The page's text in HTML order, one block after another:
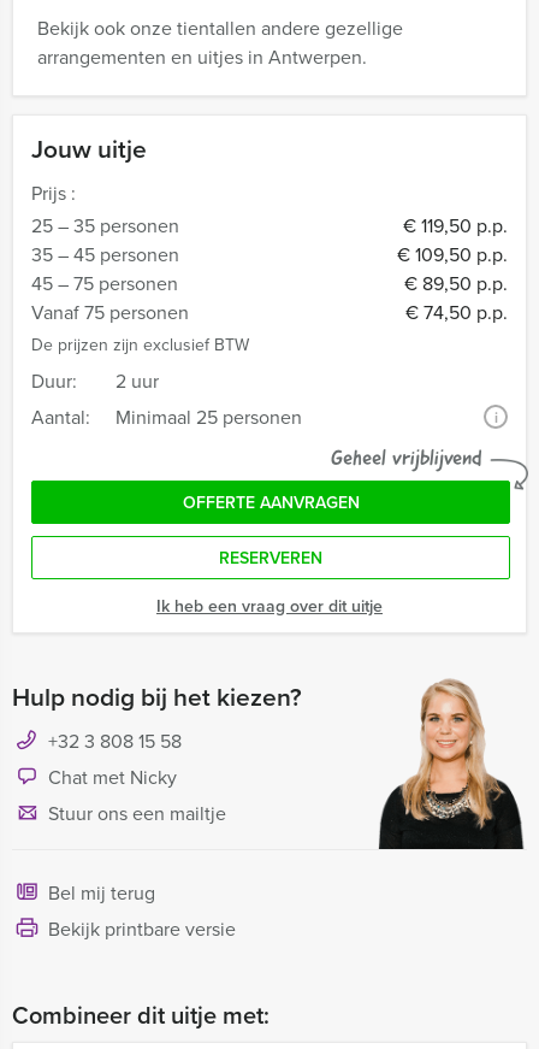
Jouw uitje
Prijs :
25 – 35 personen
€ 119,50 p.p.
35 – 45 personen
€ 109,50 p.p.
45 – 75 personen
€ 89,50 p.p.
Vanaf 75 personen
€ 74,50 p.p.
De prijzen zijn exclusief BTW
Duur:
2 uur
Aantal:
Minimaal 25 personen i
Geheel vrijblijvend
OFFERTE AANVRAGEN
RESERVEREN
Ik heb een vraag over dit uitje
Hulp nodig bij het kiezen?
+32 3 808 15 58
Chat met Nicky
Stuur ons een mailtje
Bel mij terug
Bekijk printbare versie
Bekijk ook onze tientallen andere gezellige
arrangementen en uitjes in Antwerpen.
Combineer dit uitje met: